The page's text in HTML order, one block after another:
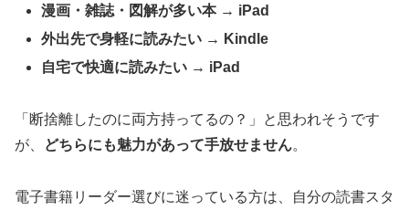
漫画・雑誌・図解が多い本 → iPad
外出先で身軽に読みたい → Kindle
自宅で快適に読みたい → iPad
「断捨離したのに両方持ってるの？」と思われそうです
が、
どちらにも魅力があって手放せません。
電子書籍リーダー選びに迷っている方は、自分の読書スタ